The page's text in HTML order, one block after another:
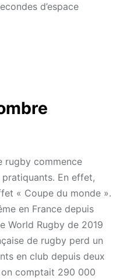
d’espace
rugby commence
En effet,
« Coupe du monde ».
en France depuis
World Rugby de 2019
de rugby perd un
en club depuis deux
on comptait 290 000